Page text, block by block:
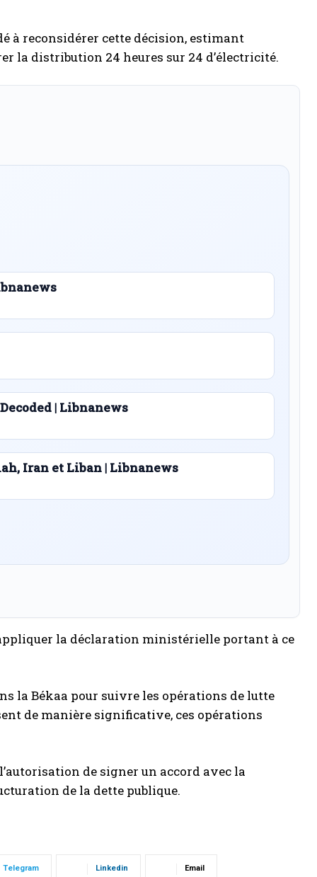
à reconsidérer cette décision, estimant
la distribution 24 heures sur 24 d’électricité.
| Libnanews
Iran et Liban | Libnanews
la déclaration ministérielle portant à ce
la Békaa pour suivre les opérations de lutte
de manière significative, ces opérations
de signer un accord avec la
de la dette publique.
Telegram Linkedin Email